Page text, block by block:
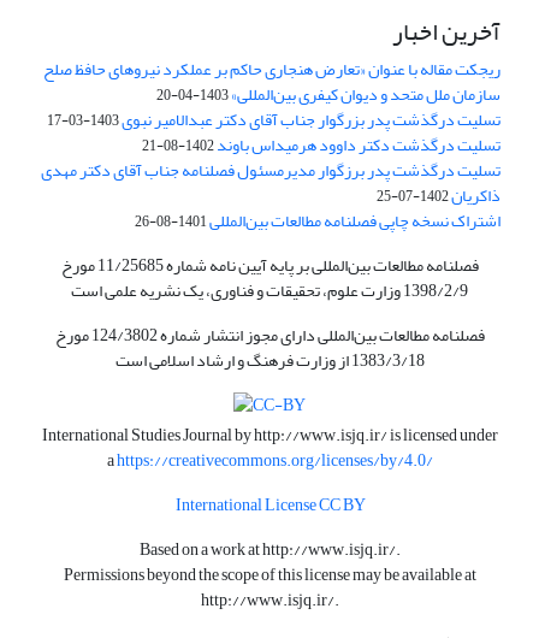
آخرین اخبار
ریجکت مقاله با عنوان «تعارض هنجاری حاکم بر عملکرد نیروهای حافظ صلح
سازمان ملل متحد و دیوان کیفری بین‌المللی»1403-04-20
تسلیت درگذشت پدر بزرگوار جناب آقای دکتر عبدالامیر نبوی1403-03-17
تسلیت درگذشت دکتر داوود هرمیداس باوند1402-08-21
تسلیت درگذشت پدر برزگوار مدیرمسئول فصلنامه جناب آقای دکتر مهدی
ذاکریان1402-07-25
اشتراک نسخه چاپی فصلنامه مطالعات بین‌المللی1401-08-26
فصلنامه مطالعات بین‌المللی بر پایه آیین نامه شماره 11/25685 مورخ
1398/2/9 وزارت علوم، تحقیقات و فناوری، یک نشریه علمی است
فصلنامه مطالعات بین‌المللی دارای مجوز انتشار شماره 124/3802 مورخ
1383/3/18 از وزارت فرهنگ و ارشاد اسلامی است
International Studies Journal byhttp://www.isjq.ir/is licensed under
ahttps://creativecommons.org/licenses/by/4.0/
International License CC BY
Based on a work athttp://www.isjq.ir/.
Permissions beyond the scope of this license may be available at
http://www.isjq.ir/.